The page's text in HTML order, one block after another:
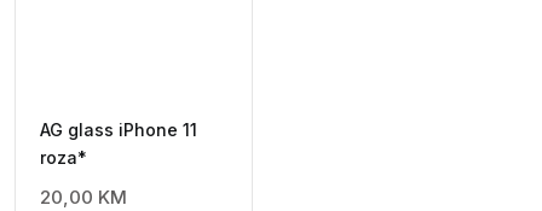
AG glass iPhone 11
roza*
20,00 KM